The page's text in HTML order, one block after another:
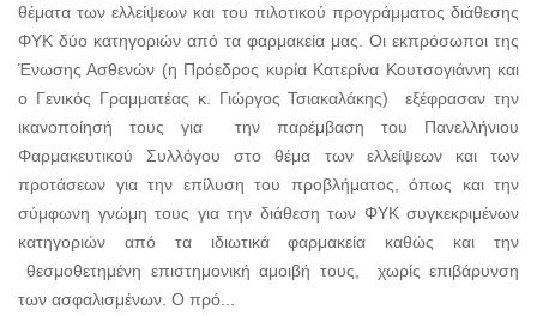
θέματα των ελλείψεων και του πιλοτικού προγράμματος διάθεσης
ΦΥΚ δύο κατηγοριών από τα φαρμακεία μας. Οι εκπρόσωποι της
Ένωσης Ασθενών (η Πρόεδρος κυρία Κατερίνα Κουτσογιάννη και
ο Γενικός Γραμματέας κ. Γιώργος Τσιακαλάκης) εξέφρασαν την
ικανοποίησή τους για την παρέμβαση του Πανελλήνιου
Φαρμακευτικού Συλλόγου στο θέμα των ελλείψεων και των
προτάσεων για την επίλυση του προβλήματος, όπως και την
σύμφωνη γνώμη τους για την διάθεση των ΦΥΚ συγκεκριμένων
κατηγοριών από τα ιδιωτικά φαρμακεία καθώς και την
θεσμοθετημένη επιστημονική αμοιβή τους, χωρίς επιβάρυνση
των ασφαλισμένων. Ο πρό...